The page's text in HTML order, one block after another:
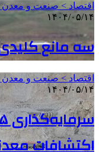
اقتصاد > صنعت و معدن
۱۴۰۴/۰۵/۱۴
سه مانع
اقتصاد > صنعت و
۱۴۰۴/۰۵/۱۴
اکتشافات معدنی